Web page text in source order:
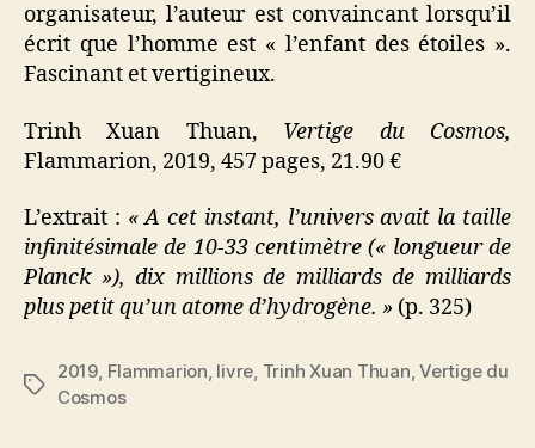
organisateur, l’auteur est convaincant lorsqu’il
écrit que l’homme est « l’enfant des étoiles ».
Fascinant et vertigineux.
Trinh Xuan Thuan, Vertige du Cosmos,
Flammarion, 2019, 457 pages, 21.90 €
L’extrait : « A cet instant, l’univers avait la taille
infinitésimale de 10-33 centimètre (« longueur de
Planck »), dix millions de milliards de milliards
plus petit qu’un atome d’hydrogène. » (p. 325)
Étiquettes
2019, Flammarion, livre, Trinh Xuan Thuan,Vertige du
Cosmos